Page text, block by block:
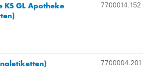
KS GL Apotheke
7700014.152
7700004.201